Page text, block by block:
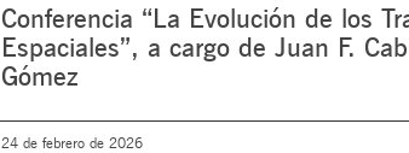
Conferencia “La Evolución de los
Espaciales”, a cargo de Juan F.
Gómez
24 de febrero de 2026